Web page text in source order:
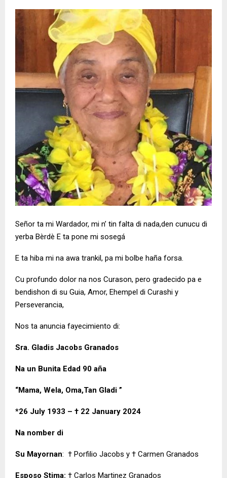
Señor ta mi Wardador, mi n’ tin falta di nada,den cunucu di
yerba Bèrdè E ta pone mi sosegá
E ta hiba mi na awa trankil, pa mi bolbe haña forsa.
Cu profundo dolor na nos Curason, pero gradecido pa e
bendishon di su Guia, Amor, Ehempel di Curashi y
Perseverancia,
Nos ta anuncia fayecimiento di:
Sra. Gladis Jacobs Granados
Na un Bunita Edad 90 aña
“Mama, Wela, Oma,Tan Gladi ”
*26 July 1933 – † 22 January 2024
Na nomber di
Su Mayornan: † Porfilio Jacobs y † Carmen Granados
Esposo Stima: † Carlos Martinez Granados